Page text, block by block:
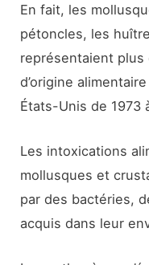
En fait, les
pétoncles, les
représentaient plus
d’origine
États-Unis de 1973
Les intoxications
mollusques et
par des bactéries,
acquis dans leur